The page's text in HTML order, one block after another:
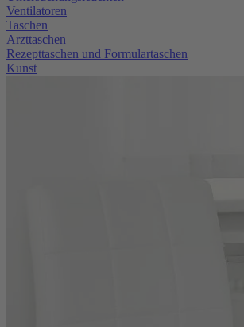
Ventilatoren
Taschen
Arzttaschen
Rezepttaschen und Formulartaschen
Kunst